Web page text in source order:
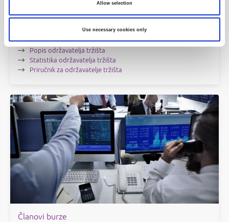
Allow selection
Use necessary cookies only
Održavatelji tržišta
Popis održavatelja tržišta
Statistika održavatelja tržišta
Priručnik za održavatelje tržišta
Članovi burze